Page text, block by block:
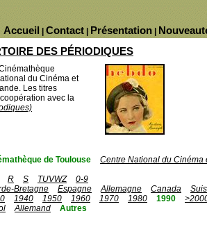
Présentation
Contact
Accueil
DES PÉRIODIQUES
du Cinéma et
Les titres
avec la
de Toulouse
Centre National du Cinéma
R S TUVWZ
0-9
Bretagne Espagne Allemagne Canada
1940 1950 1960 1970 1980 1990
Allemand
Autres